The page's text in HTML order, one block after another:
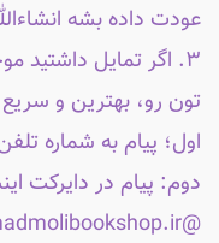
عودت داده بشه
۳. اگر تمایل داشتید
تون رو، بهترین و
اول؛ پیام به شماره تلفن؛
دوم: پیام در دایرکت
@madmolibookshop.ir